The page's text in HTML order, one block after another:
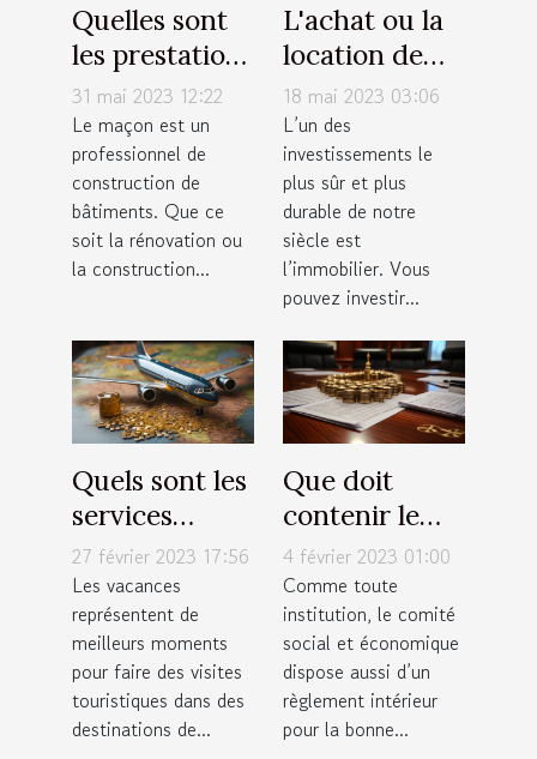
Quelles sont
les prestations
proposées par
un maçon ?
31 mai 2023 12:22
Le maçon est un
professionnel de
construction de
bâtiments. Que ce
soit la rénovation ou
la construction...
L'achat ou la
location de
résidence
principale :
quels sont nos
avis à ce sujet
?
18 mai 2023 03:06
L’un des
investissements le
plus sûr et plus
durable de notre
siècle est
l’immobilier. Vous
pouvez investir...
Quels sont les
services
proposés par
une agence
de tourisme ?
27 février 2023 17:56
Les vacances
représentent de
meilleurs moments
pour faire des visites
touristiques dans des
destinations de...
Que doit
contenir le
règlement
intérieur du
CSE ?
4 février 2023 01:00
Comme toute
institution, le comité
social et économique
dispose aussi d’un
règlement intérieur
pour la bonne...